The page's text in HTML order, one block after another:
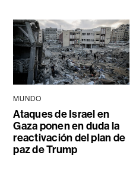
MUNDO
Ataques de Israel en
Gaza ponen en duda la
reactivación del plan de
paz de Trump